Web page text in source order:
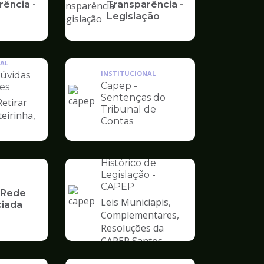
-
Transparência -
Legislação
Ilustração
de
Capep
INSTITUCIONAL
Capep -
Sentenças do
Tribunal de
Contas
Ilustração
pagina
de
Capep
Histórico de
Legislação -
CAPEP
Leis Municiapis,
Complementares,
Resoluções da
CAPEP Santos